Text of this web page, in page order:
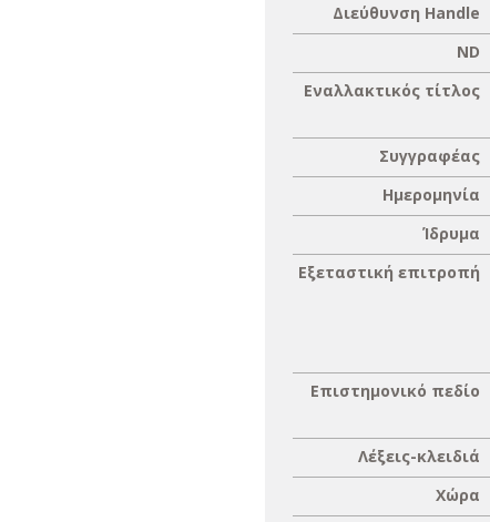
Διεύθυνση Handle
ND
Εναλλακτικός τίτλος
Συγγραφέας
Ημερομηνία
Ίδρυμα
Εξεταστική επιτροπή
Επιστημονικό πεδίο
Λέξεις-κλειδιά
Χώρα